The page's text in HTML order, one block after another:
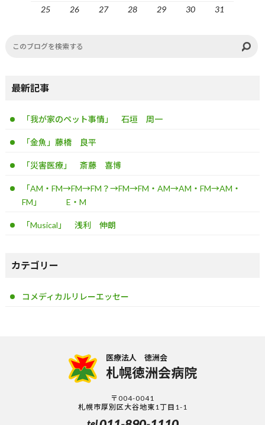
25
26 27 28 29 30 31
最新記事
「我が家のペット事情」 石垣 周一
「金魚」藤橋 良平
「災害医療」 斎藤 喜博
「AM・FM→FM→FM？→FM→FM・AM→AM・FM→AM・
FM」 E・M
「Musical」 浅利 伸朗
カテゴリー
コメディカルリレーエッセー
医療法人 徳洲会
札幌徳洲会病院
〒004-0041
札幌市厚別区大谷地東1丁目1-1